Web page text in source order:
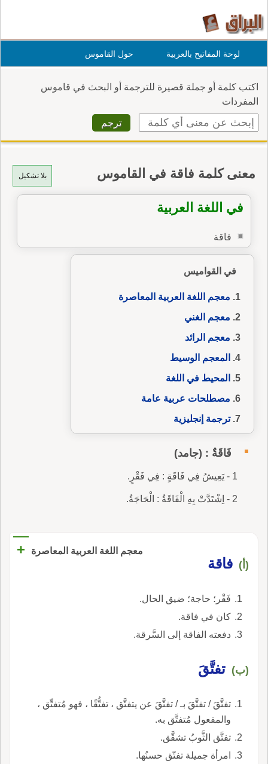
لوحة المفاتيح بالعربية حول القاموس
اكتب كلمة أو جملة قصيرة للترجمة أو البحث في قاموس
المفردات
بلا تشكيل معنى كلمة فاقة في القاموس
في اللغة العربية
فاقة
في القواميس
معجم اللغة العربية المعاصرة
معجم الغني
معجم الرائد
المعجم الوسيط
المحيط في اللغة
مصطلحات عربية عامة
ترجمة إنجليزية
فَاقَةٌ : (جامد)
1 - يَعِيشُ فِي فَاقَةٍ : فِي فَقْرٍ.
2 - اِشْتَدَّتْ بِهِ الْفَاقَةُ : الْحَاجَةُ.
معجم اللغة العربية المعاصرة +
(أ) فاقة
فَقْر؛ حاجة؛ ضيق الحال.
كان في فاقة.
دفعته الفاقة إلى السَّرقة.
(ب) تفتَّقَ
تفتَّقَ / تفتَّقَ بـ / تفتَّقَ عن يتفتَّق ، تفتُّقًا ، فهو مُتفتِّق ،
والمفعول مُتفتَّق به.
تفتَّق الثَّوبُ تشقَّق.
امرأة جميلة تفتّق حسنُها.